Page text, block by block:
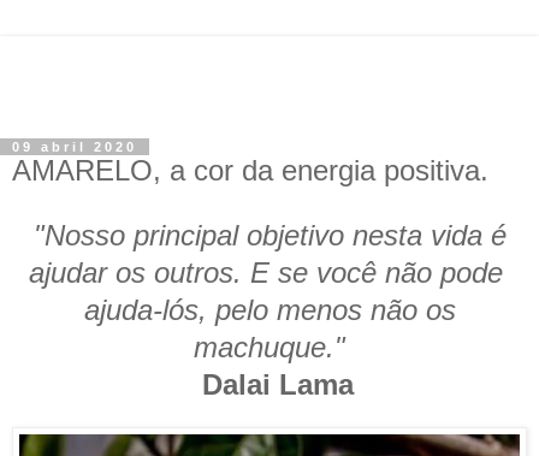
09 abril 2020
AMARELO, a cor da energia positiva.
"Nosso principal objetivo nesta vida é
ajudar os outros. E se você não pode
ajuda-lós, pelo menos não os
machuque."
Dalai Lama